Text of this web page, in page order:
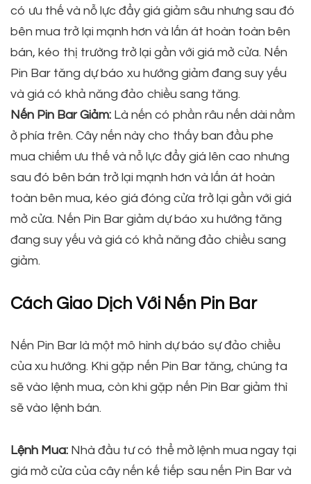
có ưu thế và nỗ lực đẩy giá giảm sâu nhưng sau đó
bên mua trở lại mạnh hơn và lấn át hoàn toàn bên
bán, kéo thị trường trở lại gần với giá mở cửa. Nến
Pin Bar tăng dự báo xu hướng giảm đang suy yếu
và giá có khả năng đảo chiều sang tăng.
Nến Pin Bar Giảm: Là nến có phần râu nến dài nằm
ở phía trên. Cây nến này cho thấy ban đầu phe
mua chiếm ưu thế và nỗ lực đẩy giá lên cao nhưng
sau đó bên bán trở lại mạnh hơn và lấn át hoàn
toàn bên mua, kéo giá đóng cửa trở lại gần với giá
mở cửa. Nến Pin Bar giảm dự báo xu hướng tăng
đang suy yếu và giá có khả năng đảo chiều sang
giảm.
Cách Giao Dịch Với Nến Pin Bar
Nến Pin Bar là một mô hình dự báo sự đảo chiều
của xu hướng. Khi gặp nến Pin Bar tăng, chúng ta
sẽ vào lệnh mua, còn khi gặp nến Pin Bar giảm thì
sẽ vào lệnh bán.
Lệnh Mua: Nhà đầu tư có thể mở lệnh mua ngay tại
giá mở cửa của cây nến kế tiếp sau nến Pin Bar và